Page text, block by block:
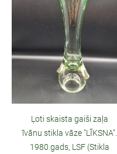
Ļoti skaista gaiši zaļa
īvānu stikla vāze "LĪKSNA".
1980.gads, LSF (Stikla